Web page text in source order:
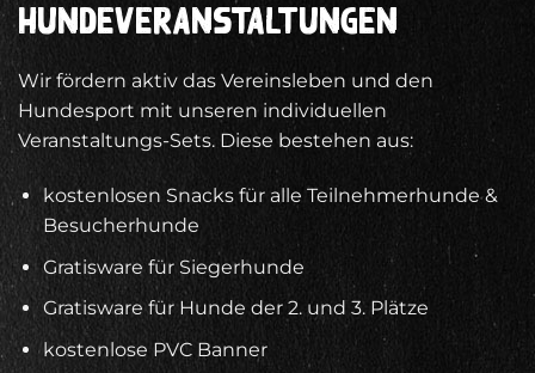
Hundeveranstaltungen
Wir fördern aktiv das Vereinsleben und den
Hundesport mit unseren individuellen
Veranstaltungs-Sets. Diese bestehen aus:
kostenlosen Snacks für alle Teilnehmerhunde &
Besucherhunde
Gratisware für Siegerhunde
Gratisware für Hunde der 2. und 3. Plätze
kostenlose PVC Banner